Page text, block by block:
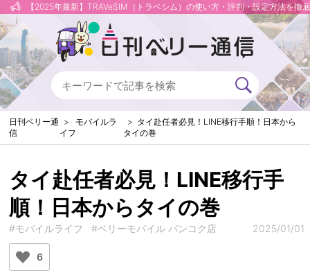
【2025年最新】TRAVeSIM（トラベシム）の使い方・評判・設定方法を徹
日刊ベリー通
信
モバイルラ
イフ
タイ赴任者必見！LINE移行手順！日本から
タイの巻
タイ赴任者必見！LINE移行手
順！日本からタイの巻
#モバイルライフ #ベリーモバイル バンコク店 2025/01/01
6